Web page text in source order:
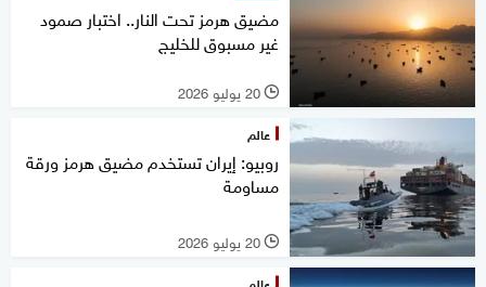
مضيق هرمز تحت النار.. اختبار صمود
غير مسبوق للخليج
l 20 يوليو 2026
عالم
روبيو: إيران تستخدم مضيق هرمز ورقة
مساومة
l 20 يوليو 2026